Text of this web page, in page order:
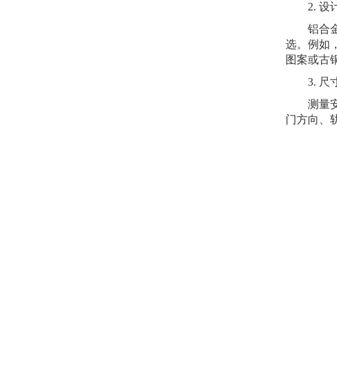
2. 设
铝合金
选。例如
图案或古
3. 尺
测量安
门方向、